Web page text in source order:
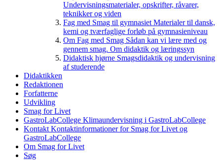
Undervisningsmaterialer, opskrifter, råvarer,
teknikker og viden
Fag med Smag til gymnasiet Materialer til dansk,
kemi og tværfaglige forløb på gymnasieniveau
Om Fag med Smag Sådan kan vi lære med og
gennem smag. Om didaktik og læringssyn
Didaktisk hjørne Smagsdidaktik og undervisning
af studerende
Didaktikken
Redaktionen
Forfatterne
Udvikling
Smag for Livet
GastroLabCollege Klimaundervisning i GastroLabCollege
Kontakt Kontaktinformationer for Smag for Livet og
GastroLabCollege
Om Smag for Livet
Søg